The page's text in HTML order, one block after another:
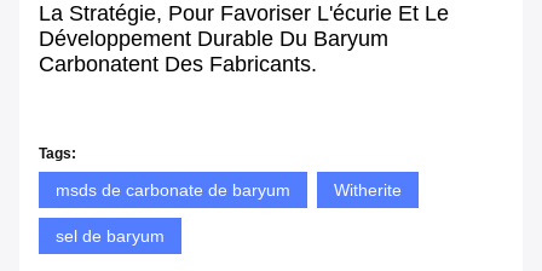
La Stratégie, Pour Favoriser L'écurie Et Le
Développement Durable Du Baryum
Carbonatent Des Fabricants.
Tags:
msds de carbonate de baryum Witherite
sel de baryum